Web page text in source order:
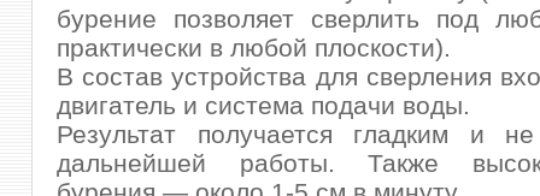
бурение позволяет сверлить под
практически в любой плоскости).
В состав устройства для сверления
двигатель и система подачи воды.
Результат получается гладким и
дальнейшей работы. Также